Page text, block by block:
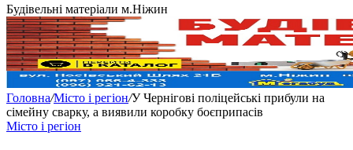
Будівельні матеріали м.Ніжин
Головна/Місто і регіон/У Чернігові поліцейські прибули на
сімейну сварку, а виявили коробку боєприпасів
Місто і регіон